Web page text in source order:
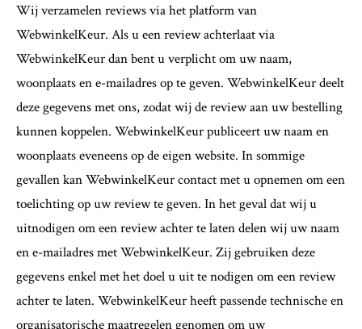
Wij verzamelen reviews via het platform van
WebwinkelKeur. Als u een review achterlaat via
WebwinkelKeur dan bent u verplicht om uw naam,
woonplaats en e-mailadres op te geven. WebwinkelKeur deelt
deze gegevens met ons, zodat wij de review aan uw bestelling
kunnen koppelen. WebwinkelKeur publiceert uw naam en
woonplaats eveneens op de eigen website. In sommige
gevallen kan WebwinkelKeur contact met u opnemen om een
toelichting op uw review te geven. In het geval dat wij u
uitnodigen om een review achter te laten delen wij uw naam
en e-mailadres met WebwinkelKeur. Zij gebruiken deze
gegevens enkel met het doel u uit te nodigen om een review
achter te laten. WebwinkelKeur heeft passende technische en
organisatorische maatregelen genomen om uw